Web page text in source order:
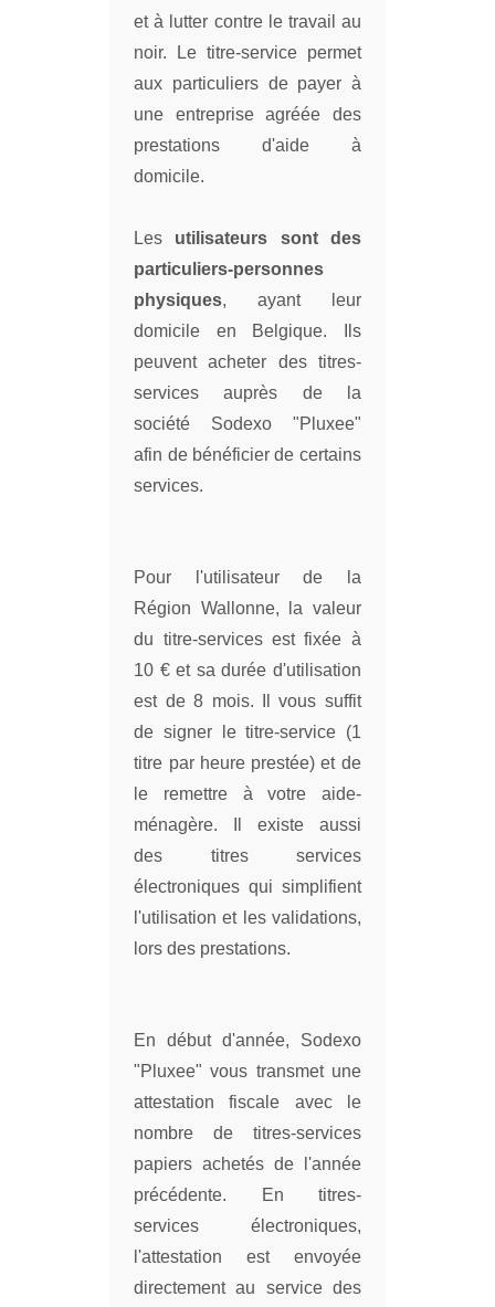
et à lutter contre le travail au
noir. Le titre-service permet
aux particuliers de payer à
une entreprise agréée des
prestations d'aide à
domicile.
Les utilisateurs sont des
particuliers-personnes
physiques, ayant leur
domicile en Belgique. Ils
peuvent acheter des titres-
services auprès de la
société Sodexo "Pluxee"
afin de bénéficier de certains
services.
Pour l'utilisateur de la
Région Wallonne, la valeur
du titre-services est fixée à
10 € et sa durée d'utilisation
est de 8 mois. Il vous suffit
de signer le titre-service (1
titre par heure prestée) et de
le remettre à votre aide-
ménagère. Il existe aussi
des titres services
électroniques qui simplifient
l'utilisation et les validations,
lors des prestations.
En début d'année, Sodexo
"Pluxee" vous transmet une
attestation fiscale avec le
nombre de titres-services
papiers achetés de l'année
précédente. En titres-
services électroniques,
l'attestation est envoyée
directement au service des